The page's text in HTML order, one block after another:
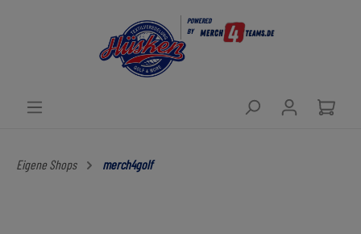
POWERED
BY
Eigene Shops merch4golf